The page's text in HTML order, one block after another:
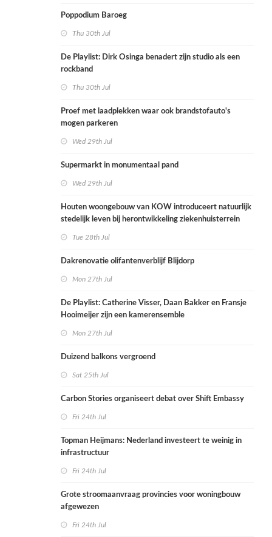
Poppodium Baroeg
Thu 30th Jul
De Playlist: Dirk Osinga benadert zijn studio als een
rockband
Thu 30th Jul
Proef met laadplekken waar ook brandstofauto's
mogen parkeren
Wed 29th Jul
Supermarkt in monumentaal pand
Wed 29th Jul
Houten woongebouw van KOW introduceert natuurlijk
stedelijk leven bij herontwikkeling ziekenhuisterrein
Tue 28th Jul
Dakrenovatie olifantenverblijf Blijdorp
Mon 27th Jul
De Playlist: Catherine Visser, Daan Bakker en Fransje
Hooimeijer zijn een kamerensemble
Mon 27th Jul
Duizend balkons vergroend
Sat 25th Jul
Carbon Stories organiseert debat over Shift Embassy
Fri 24th Jul
Topman Heijmans: Nederland investeert te weinig in
infrastructuur
Fri 24th Jul
Grote stroomaanvraag provincies voor woningbouw
afgewezen
Fri 24th Jul